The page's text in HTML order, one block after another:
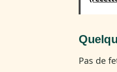
Pas de